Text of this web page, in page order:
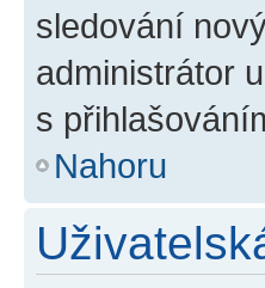
sledování
administrátor
s
Nahoru